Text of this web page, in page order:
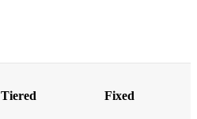
Tiered Fixed